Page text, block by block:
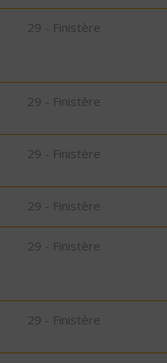
29 - Finistère
29 - Finistère
29 - Finistère
29 - Finistère
29 - Finistère
29 - Finistère